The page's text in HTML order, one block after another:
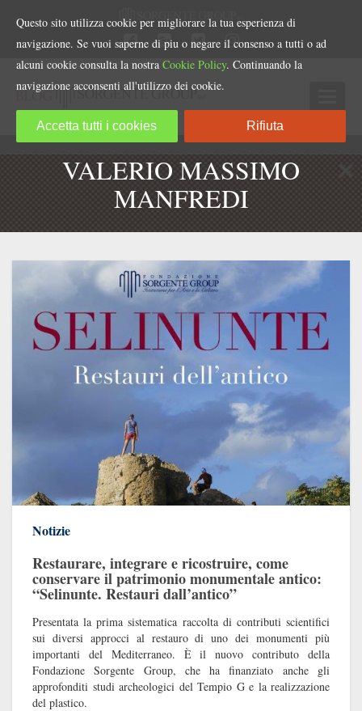
VALERIO MASSIMO
MANFREDI
Notizie
Restaurare, integrare e ricostruire, come
conservare il patrimonio monumentale antico:
“Selinunte. Restauri dall’antico”
Presentata la prima sistematica raccolta di contributi scientifici
sui diversi approcci al restauro di uno dei monumenti più
importanti del Mediterraneo. È il nuovo contributo della
Fondazione Sorgente Group, che ha finanziato anche gli
approfonditi studi archeologici del Tempio G e la realizzazione
del plastico.
Questo sito utilizza cookie per migliorare la tua esperienza di
navigazione. Se vuoi saperne di piu o negare il consenso a tutti o ad
alcuni cookie consulta la nostra Cookie Policy. Continuando la
navigazione acconsenti all'utilizzo dei cookie.
Accetta tutti i cookies Rifiuta